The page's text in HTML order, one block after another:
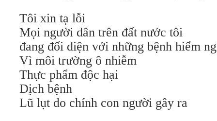
Tôi xin tạ lỗi
Mọi người dân trên đất nước tôi
đang đối diện với những bệnh hiểm
Vì môi trường ô nhiễm
Thực phẩm độc hại
Dịch bệnh
Lũ lụt do chính con người gây ra